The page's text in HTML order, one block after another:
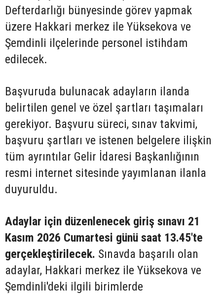
Defterdarlığı bünyesinde görev yapmak
üzere Hakkari merkez ile Yüksekova ve
Şemdinli ilçelerinde personel istihdam
edilecek.
Başvuruda bulunacak adayların ilanda
belirtilen genel ve özel şartları taşımaları
gerekiyor. Başvuru süreci, sınav takvimi,
başvuru şartları ve istenen belgelere ilişkin
tüm ayrıntılar Gelir İdaresi Başkanlığının
resmi internet sitesinde yayımlanan ilanla
duyuruldu.
Adaylar için düzenlenecek giriş sınavı 21
Kasım 2026 Cumartesi günü saat 13.45'te
gerçekleştirilecek. Sınavda başarılı olan
adaylar, Hakkari merkez ile Yüksekova ve
Şemdinli'deki ilgili birimlerde